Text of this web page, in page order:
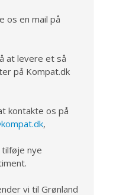
os en mail på
at levere et så
på Kompat.dk
kontakte os på
,
nye
vi til Grønland